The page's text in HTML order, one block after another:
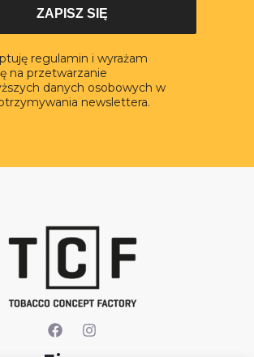
ZAPISZ SIĘ
regulamin i wyrażam
na przetwarzanie
danych osobowych w
newslettera.